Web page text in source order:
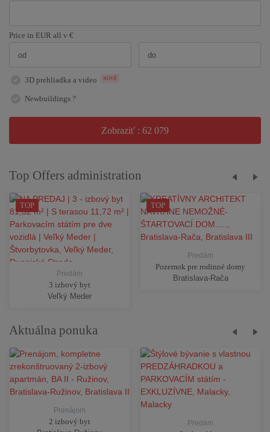
Price in EUR all v €
3D prehliadka a video NOVÉ
Newbuildings ?
Zobraziť : 62 079
Top Offers administration
Predám
3 izbový byt
Veľký Meder
Predám
Pozemok pre rodinné domy
Bratislava-Rača
Aktuálna ponuka
Prenájom
2 izbový byt
Predám